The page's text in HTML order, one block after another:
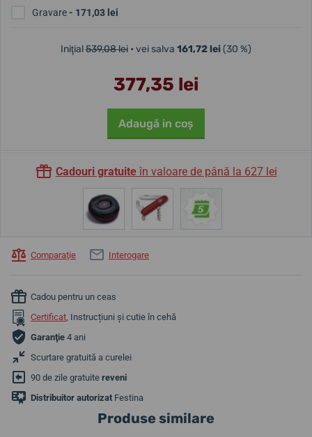
Gravare- 171,03 lei
Iniţial539,08 lei • vei salva 161,72 lei (30 %)
377,35 lei
Adaugă in coş
Cadouri gratuiteîn valoare de până la 627 lei
Comparaţie Interogare
Cadou pentru un ceas
Certificat, Instrucțiuni și cutie în cehă
Garanţie 4 ani
Scurtare gratuită a curelei
90 de zile gratuite reveni
Distribuitor autorizat Festina
Produse similare